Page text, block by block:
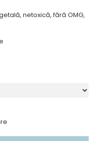
netoxică, fără OMG,